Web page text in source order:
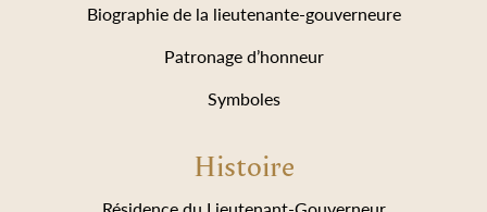
Biographie de la lieutenante-gouverneure
Patronage d’honneur
Symboles
Histoire